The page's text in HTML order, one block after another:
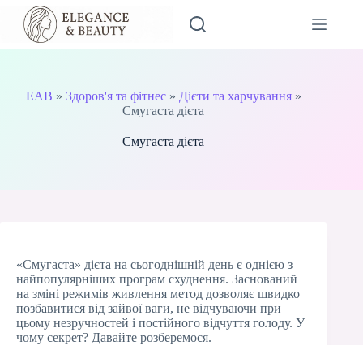
Перейти
вмісту
EAB » Здоров'я та фітнес» Дієти та харчування»
Смугаста дієта
Смугаста дієта
«Смугаста» дієта на сьогоднішній день є однією з
найпопулярніших програм схуднення. Заснований
на зміні режимів живлення метод дозволяє швидко
позбавитися від зайвої ваги, не відчуваючи при
цьому незручностей і постійного відчуття голоду. У
чому секрет? Давайте розберемося.